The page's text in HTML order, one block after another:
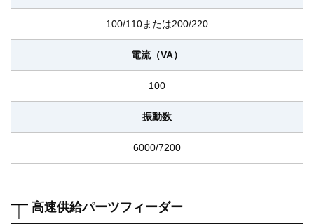
100/110または200/220
電流（VA）
100
振動数
6000/7200
高速供給パーツフィーダー